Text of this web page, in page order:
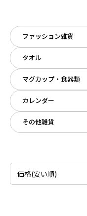
ファッション雑貨
タオル
マグカップ・食器類
カレンダー
その他雑貨